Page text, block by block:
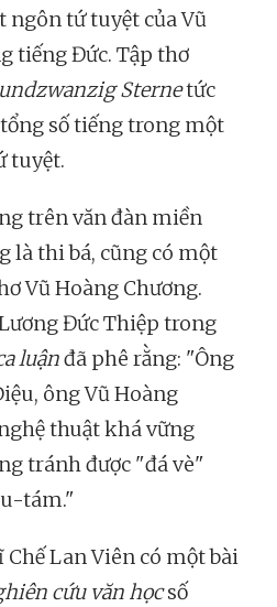
ngôn tứ tuyệt của Vũ
tiếng Đức. Tập thơ
Sternetức
số tiếng trong một
tuyệt.
trên văn đàn miền
là thi bá, cũng có một
Vũ Hoàng Chương.
Đức Thiệp trong
luậnđã phê rằng: "Ông
ông Vũ Hoàng
thuật khá vững
tránh được "đá vè"
tám."
Chế Lan Viên có một bài
cứu văn họcsố